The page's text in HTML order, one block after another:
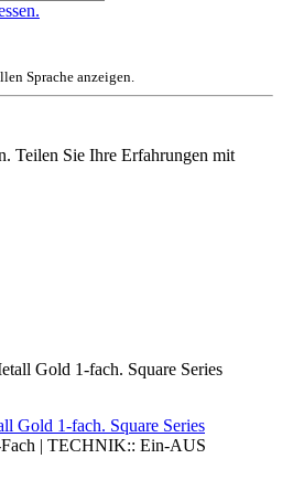
Sprache anzeigen.
Teilen Sie Ihre Erfahrungen mit
Gold 1-fach. Square Series
| TECHNIK:: Ein-AUS